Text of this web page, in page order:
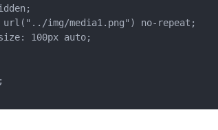
img/media1.png") no-repeat;
100px auto;